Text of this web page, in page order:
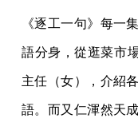
《逐工一句》每一
語分身，從逛菜市
主任（女），介紹
語。而又仁渾然天